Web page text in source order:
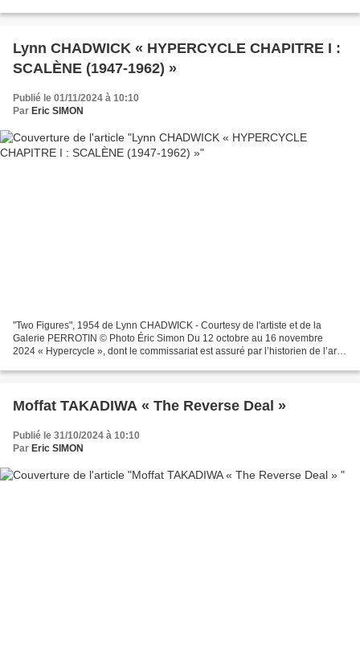
Lynn CHADWICK « HYPERCYCLE CHAPITRE I :
SCALÈNE (1947-1962) »
Publié le 01/11/2024 à 10:10
Par Eric SIMON
"Two Figures", 1954 de Lynn CHADWICK - Courtesy de l'artiste et de la
Galerie PERROTIN © Photo Éric Simon Du 12 octobre au 16 novembre
2024 « Hypercycle », dont le commissariat est assuré par l’historien de l’art
Moffat TAKADIWA « The Reverse Deal »
Publié le 31/10/2024 à 10:10
Par Eric SIMON